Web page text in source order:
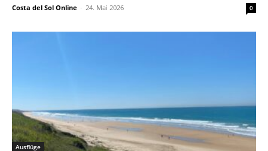
Costa del Sol Online - 24. Mai 2026 0
Ausflüge